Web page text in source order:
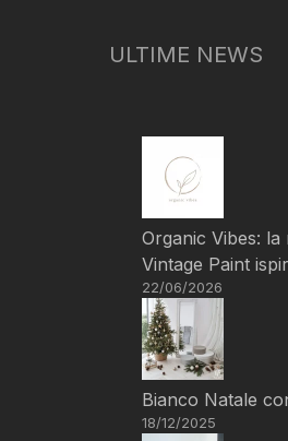
ULTIME NEWS
Organic Vibes:
Vintage Paint
22/06/2026
Bianco Natale
18/12/2025